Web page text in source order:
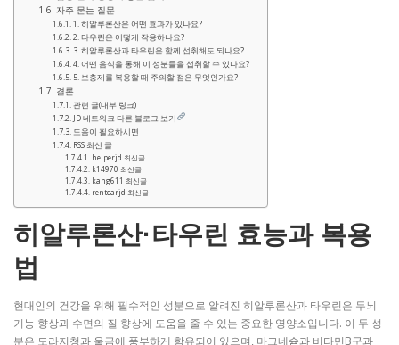
자주 묻는 질문
1. 히알루론산은 어떤 효과가 있나요?
2. 타우린은 어떻게 작용하나요?
3. 히알루론산과 타우린은 함께 섭취해도 되나요?
4. 어떤 음식을 통해 이 성분들을 섭취할 수 있나요?
5. 보충제를 복용할 때 주의할 점은 무엇인가요?
결론
관련 글(내부 링크)
JD 네트워크 다른 블로그 보기
도움이 필요하시면
RSS 최신 글
helperjd 최신글
k14970 최신글
kang611 최신글
rentcarjd 최신글
히알루론산·타우린 효능과 복용
법
현대인의 건강을 위해 필수적인 성분으로 알려진 히알루론산과 타우린은 두뇌
기능 향상과 수면의 질 향상에 도움을 줄 수 있는 중요한 영양소입니다. 이 두 성
분은 도라지청과 울금에 풍부하게 함유되어 있으며, 마그네슘과 비타민B군과